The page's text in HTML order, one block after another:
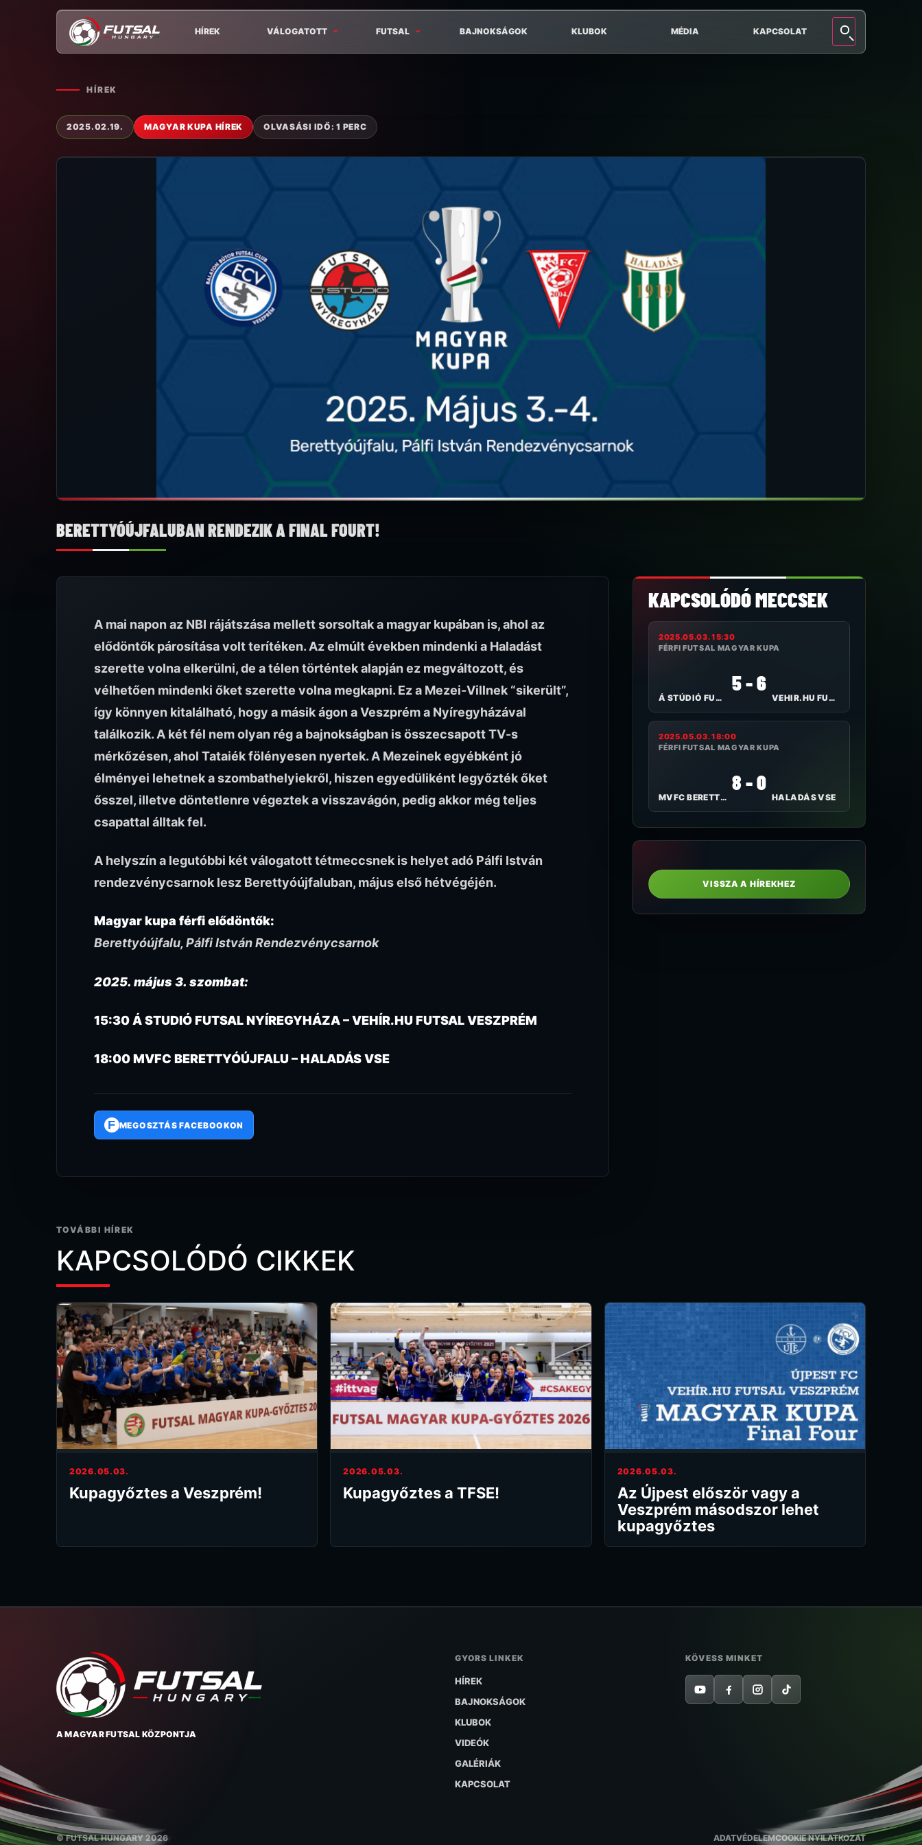
HÍREK VÁLOGATOTT FUTSAL BAJNOKSÁGOK KLUBOK MÉDIA KAPCSOLAT
HÍREK
2025.02.19. MAGYAR KUPA HÍREK OLVASÁSI IDŐ: 1 PERC
BERETTYÓÚJFALUBAN RENDEZIK A FINAL FOURT!
A mai napon az NBI rájátszása mellett sorsoltak a magyar kupában is, ahol az
elődöntők párosítása volt terítéken. Az elmúlt években mindenki a Haladást
szerette volna elkerülni, de a télen történtek alapján ez megváltozott, és
vélhetően mindenki őket szerette volna megkapni. Ez a Mezei-Villnek “sikerült”,
így könnyen kitalálható, hogy a másik ágon a Veszprém a Nyíregyházával
találkozik. A két fél nem olyan rég a bajnokságban is összecsapott TV-s
mérkőzésen, ahol Tataiék fölényesen nyertek. A Mezeinek egyébként jó
élményei lehetnek a szombathelyiekről, hiszen egyedüliként legyőzték őket
ősszel, illetve döntetlenre végeztek a visszavágón, pedig akkor még teljes
csapattal álltak fel.
A helyszín a legutóbbi két válogatott tétmeccsnek is helyet adó Pálfi István
rendezvénycsarnok lesz Berettyóújfaluban, május első hétvégéjén.
Magyar kupa férfi elődöntők:
Berettyóújfalu, Pálfi István Rendezvénycsarnok
2025. május 3. szombat:
15:30 Á STUDIÓ FUTSAL NYÍREGYHÁZA – VEHÍR.HU FUTSAL VESZPRÉM
18:00 MVFC BERETTYÓÚJFALU – HALADÁS VSE
F MEGOSZTÁS FACEBOOKON
KAPCSOLÓDÓ MECCSEK
2025.05.03. 15:30
FÉRFI FUTSAL MAGYAR KUPA
Á STÚDIÓ FUTSAL NYÍREGYHÁZA
5 - 6
VEHIR.HU FUTSAL VESZPRÉM
2025.05.03. 18:00
FÉRFI FUTSAL MAGYAR KUPA
MVFC BERETTYÓÚJFALU
8 - 0
HALADÁS VSE
VISSZA A HÍREKHEZ
TOVÁBBI HÍREK
KAPCSOLÓDÓ CIKKEK
2026.05.03.
Kupagyőztes a Veszprém!
2026.05.03.
Kupagyőztes a TFSE!
2026.05.03.
Az Újpest először vagy a
Veszprém másodszor lehet
kupagyőztes
A MAGYAR FUTSAL KÖZPONTJA
GYORS LINKEK
HÍREK
BAJNOKSÁGOK
KLUBOK
VIDEÓK
GALÉRIÁK
KAPCSOLAT
KÖVESS MINKET
© FUTSAL HUNGARY 2026 ADATVÉDELEMCOOKIE NYILATKOZAT